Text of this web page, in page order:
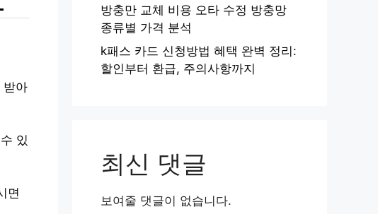
받아
있
면
방충만 교체 비용 오타 수정 방충망
종류별 가격 분석
k패스 카드 신청방법 혜택 완벽 정리:
할인부터 환급, 주의사항까지
최신 댓글
보여줄 댓글이 없습니다.